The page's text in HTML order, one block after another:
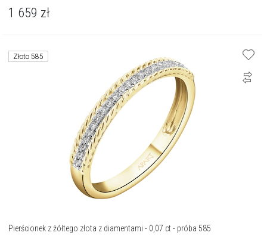
1 659 zł
Złoto 585
Pierścionek z żółtego złota z diamentami - 0,07 ct - próba 585